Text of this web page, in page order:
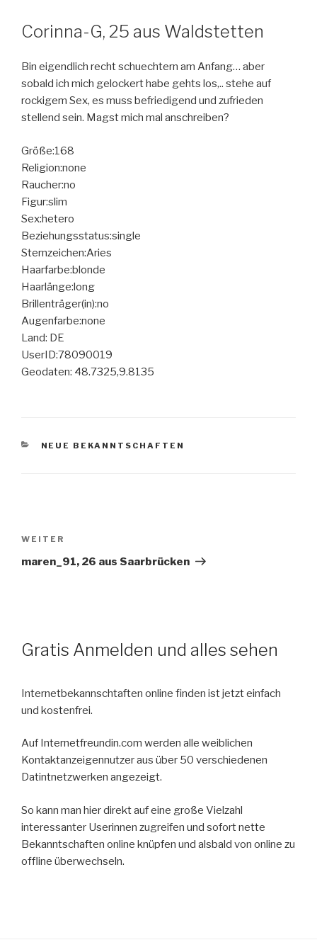
Corinna-G, 25 aus Waldstetten
Bin eigendlich recht schuechtern am Anfang… aber
sobald ich mich gelockert habe gehts los,.. stehe auf
rockigem Sex, es muss befriedigend und zufrieden
stellend sein. Magst mich mal anschreiben?
Größe:168
Religion:none
Raucher:no
Figur:slim
Sex:hetero
Beziehungsstatus:single
Sternzeichen:Aries
Haarfarbe:blonde
Haarlänge:long
Brillenträger(in):no
Augenfarbe:none
Land: DE
UserID:78090019
Geodaten: 48.7325,9.8135
KATEGORIEN
NEUE BEKANNTSCHAFTEN
Nächster
Beitrag
WEITER
maren_91, 26 aus Saarbrücken
Gratis Anmelden und alles sehen
Internetbekannschtaften online finden ist jetzt einfach
und kostenfrei.
Auf Internetfreundin.com werden alle weiblichen
Kontaktanzeigennutzer aus über 50 verschiedenen
Datintnetzwerken angezeigt.
So kann man hier direkt auf eine große Vielzahl
interessanter Userinnen zugreifen und sofort nette
Bekanntschaften online knüpfen und alsbald von online zu
offline überwechseln.